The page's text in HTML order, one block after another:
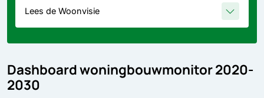
Lees de Woonvisie
Dashboard woningbouwmonitor 2020-
2030